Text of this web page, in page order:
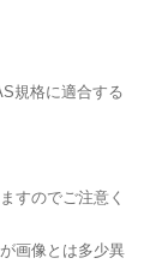
規格に適合する
すのでご注意く
画像とは多少異